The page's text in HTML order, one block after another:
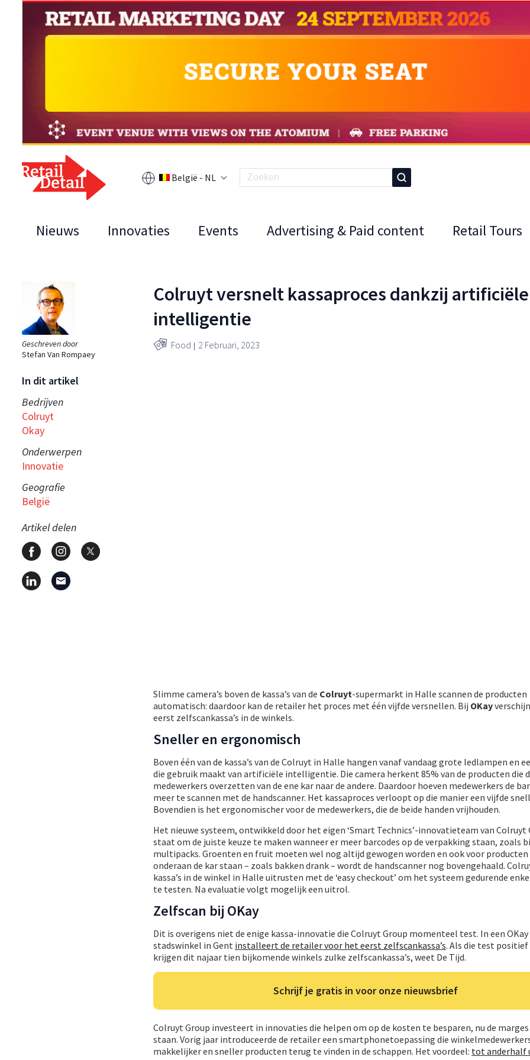
België - NL
Nieuws Innovaties Events Advertising & Paid content Retail Tours
Geschreven door
Stefan Van Rompaey
In dit artikel
Bedrijven
Colruyt
Okay
Onderwerpen
Innovatie
Geografie
België
Artikel delen
Colruyt versnelt kassaproces dankzij artificiële
intelligentie
Food 2 Februari, 2023
Slimme camera’s boven de kassa’s van de Colruyt-supermarkt in Halle scannen de producten
automatisch: daardoor kan de retailer het proces met één vijfde versnellen. Bij OKay
eerst zelfscankassa’s in de winkels.
Sneller en ergonomisch
Boven één van de kassa’s van de Colruyt in Halle hangen vanaf vandaag grote ledlampen en
die gebruik maakt van artificiële intelligentie. Die camera herkent 85% van de producten die
medewerkers overzetten van de ene kar naar de andere. Daardoor hoeven medewerkers de
meer te scannen met de handscanner. Het kassaproces verloopt op die manier een vijfde
Bovendien is het ergonomischer voor de medewerkers, die de beide handen vrijhouden.
Het nieuwe systeem, ontwikkeld door het eigen ‘Smart Technics’-innovatieteam van Colruyt
staat om de juiste keuze te maken wanneer er meer barcodes op de verpakking staan, zoals
multipacks. Groenten en fruit moeten wel nog altijd gewogen worden en ook voor producten
onderaan de kar staan – zoals bakken drank – wordt de handscanner nog bovengehaald.
kassa’s in de winkel in Halle uitrusten met de ‘easy checkout’ om het systeem gedurende
te testen. Na evaluatie volgt mogelijk een uitrol.
Zelfscan bij OKay
Dit is overigens niet de enige kassa-innovatie die Colruyt Group momenteel test. In een
stadswinkel in Gent installeert de retailer voor het eerst zelfscankassa’s. Als die test
krijgen dit najaar tien bijkomende winkels zulke zelfscankassa’s, weet De Tijd.
Schrijf je gratis in voor onze nieuwsbrief
Colruyt Group investeert in innovaties die helpen om op de kosten te besparen, nu de
staan. Vorig jaar introduceerde de retailer een smartphonetoepassing die
makkelijker en sneller producten terug te vinden in de schappen. Het voordeel: tot anderhalf